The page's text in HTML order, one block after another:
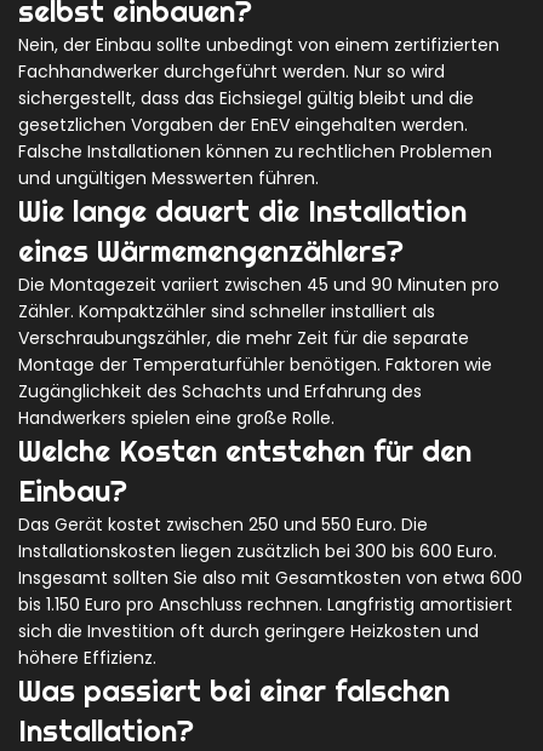
selbst einbauen?
Nein, der Einbau sollte unbedingt von einem zertifizierten
Fachhandwerker durchgeführt werden. Nur so wird
sichergestellt, dass das Eichsiegel gültig bleibt und die
gesetzlichen Vorgaben der EnEV eingehalten werden.
Falsche Installationen können zu rechtlichen Problemen
und ungültigen Messwerten führen.
Wie lange dauert die Installation
eines Wärmemengenzählers?
Die Montagezeit variiert zwischen 45 und 90 Minuten pro
Zähler. Kompaktzähler sind schneller installiert als
Verschraubungszähler, die mehr Zeit für die separate
Montage der Temperaturfühler benötigen. Faktoren wie
Zugänglichkeit des Schachts und Erfahrung des
Handwerkers spielen eine große Rolle.
Welche Kosten entstehen für den
Einbau?
Das Gerät kostet zwischen 250 und 550 Euro. Die
Installationskosten liegen zusätzlich bei 300 bis 600 Euro.
Insgesamt sollten Sie also mit Gesamtkosten von etwa 600
bis 1.150 Euro pro Anschluss rechnen. Langfristig amortisiert
sich die Investition oft durch geringere Heizkosten und
höhere Effizienz.
Was passiert bei einer falschen
Installation?